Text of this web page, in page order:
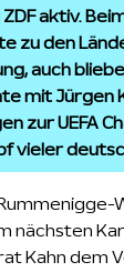
aktiv.
zu den
auch
mit Jürgen
zur UEFA
vieler
nächsten
Kahn dem